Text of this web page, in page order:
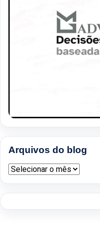
Arquivos do blog
Arquivos do blog